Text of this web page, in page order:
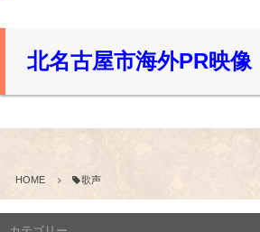
北名古屋市海外PR映像
HOME 歌声